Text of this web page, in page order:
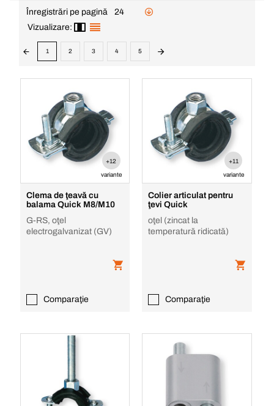
Înregistrări pe pagină
24
Vizualizare:
1 2 3 4 5
+12
variante
Clema de ţeavă cu
balama Quick M8/M10
G-RS, oţel
electrogalvanizat (GV)
Comparaţie
+11
variante
Colier articulat pentru
ţevi Quick
oţel (zincat la
temperatură ridicată)
Comparaţie